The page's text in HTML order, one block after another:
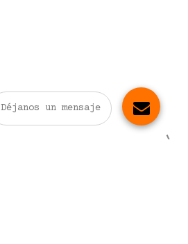
Déjanos un mensaje